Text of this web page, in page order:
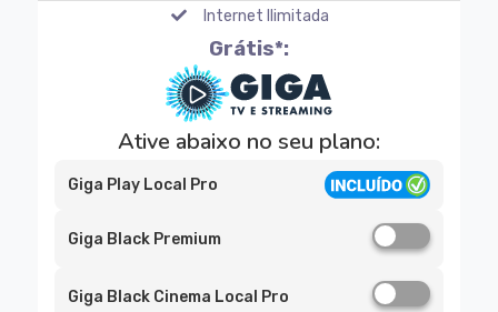
Internet Ilimitada
Grátis*:
Ative abaixo no seu plano:
Giga Play Local Pro
Giga Black Premium
Giga Black Cinema Local Pro